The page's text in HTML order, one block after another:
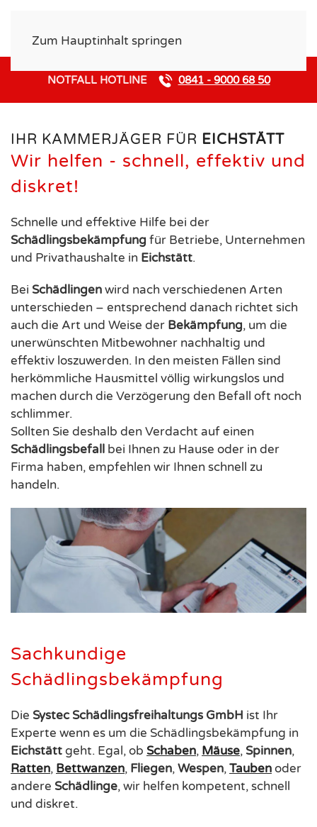
Zum Hauptinhalt springen
NOTFALL HOTLINE 0841 - 9000 68 50
IHR KAMMERJÄGER FÜR EICHSTÄTT
Wir helfen - schnell, effektiv und
diskret!
Schnelle und effektive Hilfe bei der
Schädlingsbekämpfung für Betriebe, Unternehmen
und Privathaushalte in Eichstätt.
Bei Schädlingenwird nach verschiedenen Arten
unterschieden – entsprechend danach richtet sich
auch die Art und Weise der Bekämpfung, um die
unerwünschten Mitbewohner nachhaltig und
effektiv loszuwerden. In den meisten Fällen sind
herkömmliche Hausmittel völlig wirkungslos und
machen durch die Verzögerung den Befall oft noch
schlimmer.
Sollten Sie deshalb den Verdacht auf einen
Schädlingsbefall bei Ihnen zu Hause oder in der
Firma haben, empfehlen wir Ihnen schnell zu
handeln.
Sachkundige
Schädlingsbekämpfung
Die Systec Schädlingsfreihaltungs GmbH ist Ihr
Experte wenn es um die Schädlingsbekämpfung in
Eichstättgeht. Egal, ob Schaben, Mäuse, Spinnen,
Ratten, Bettwanzen, Fliegen,Wespen,Taubenoder
andere Schädlinge, wir helfen kompetent, schnell
und diskret.